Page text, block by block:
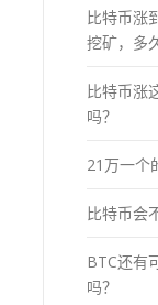
比特币涨
挖矿，多
比特币涨
吗？
21万一个
比特币会
BTC还有
吗？